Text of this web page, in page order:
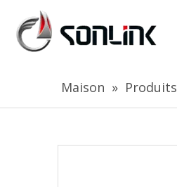
Maison » Produits